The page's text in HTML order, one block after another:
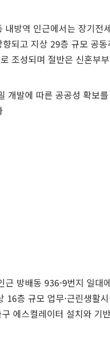
내방역 인근에서는 장기전
향되고 지상 29층 규모 공
조성되며 절반은 신혼부
개발에 따른 공공성 확보
근 방배동 936-9번지 일대
16층 규모 업무·근린생활
에스컬레이터 설치와 기